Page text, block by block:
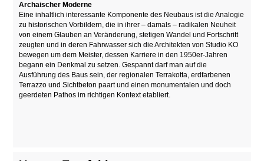
Archaischer Moderne
Eine inhaltlich interessante Komponente des Neubaus ist die Analogie
zu historischen Vorbildern, die in ihrer – damals – radikalen Neuheit
von einem Glauben an Veränderung, stetigen Wandel und Fortschritt
zeugten und in deren Fahrwasser sich die Architekten von Studio KO
bewegen um dem Meister, dessen Karriere in den 1950er-Jahren
begann ein Denkmal zu setzen. Gespannt darf man auf die
Ausführung des Baus sein, der regionalen Terrakotta, erdfarbenen
Terrazzo und Sichtbeton paart und einen monumentalen und doch
geerdeten Pathos im richtigen Kontext etabliert.